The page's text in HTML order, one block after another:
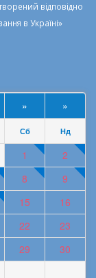
відповідно
в Україні»
» »
Сб Нд
1
2
8
9
15
16
22
23
29
30